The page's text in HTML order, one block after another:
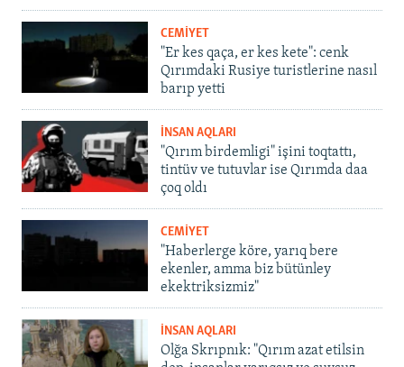
CEMİYET
"Er kes qaça, er kes kete": cenk
Qırımdaki Rusiye turistlerine nasıl
barıp yetti
İNSAN AQLARI
"Qırım birdemligi" işini toqtattı,
tintüv ve tutuvlar ise Qırımda daa
çoq oldı
CEMİYET
"Haberlerge köre, yarıq bere
ekenler, amma biz bütünley
ekektriksizmiz"
İNSAN AQLARI
Olğa Skrıpnık: "Qırım azat etilsin